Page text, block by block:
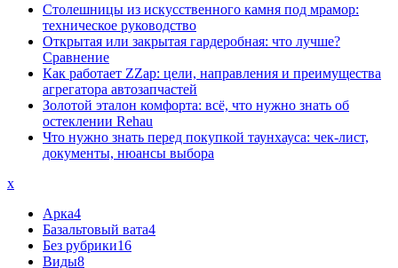
Столешницы из искусственного камня под мрамор:
техническое руководство
Открытая или закрытая гардеробная: что лучше?
Сравнение
Как работает ZZap: цели, направления и преимущества
агрегатора автозапчастей
Золотой эталон комфорта: всё, что нужно знать об
остеклении Rehau
Что нужно знать перед покупкой таунхауса: чек-лист,
документы, нюансы выбора
x
Арка4
Базальтовый вата4
Без рубрики16
Виды8